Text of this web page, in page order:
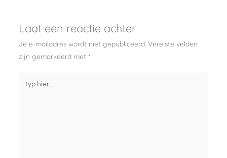
Laat een reactie achter
Je e-mailadres wordt niet gepubliceerd. Vereiste velden
zijn gemarkeerd met *